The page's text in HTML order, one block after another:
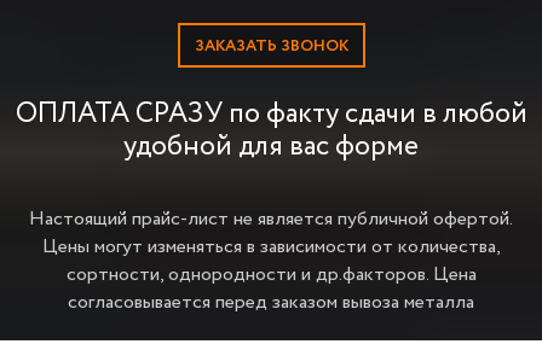
ЗАКАЗАТЬ ЗВОНОК
ОПЛАТА СРАЗУ по факту сдачи в любой
удобной для вас форме
Настоящий прайс-лист не является публичной офертой.
Цены могут изменяться в зависимости от количества,
сортности, однородности и др.факторов. Цена
согласовывается перед заказом вывоза металла